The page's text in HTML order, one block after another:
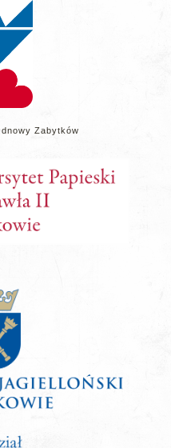
Zabytków